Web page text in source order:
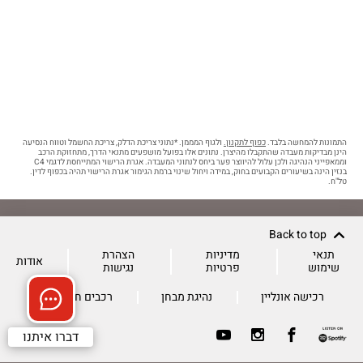
התמונות להמחשה בלבד.כפוף לתקנון. ולגוף המממן. *נתוני צריכת הדלק, צריכת החשמל וטווח הנסיעה
הינן מבדיקות מעבדה שהתקבלו מהיצרן. נתונים אלו בפועל מושפעים מתנאי הדרך, מתחזוקת הרכב
וממאפייני הנהיגה ולכן עלול להיווצר פער ביחס לנתוני המעבדה. אגרת הרישוי המתייחסת לדגמי C4
בנזין הינה בשיעורים הקבועים בחוק, במידה ויחול שינוי ברמת הגימור אגרת הרישוי תהיה בכפוף לדין.
טל"ח.
Back to top
תנאי
שימוש
מדיניות
פרטיות
הצהרת
נגישות אודות
רכישה אונליין נהיגת מבחן רכבים חשמליים
דברו איתנו